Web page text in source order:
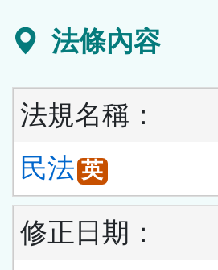
法條內容
法規名稱：
民法 英
修正日期：